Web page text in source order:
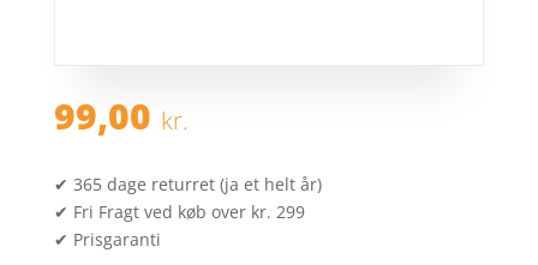
99,00 kr.
✔ 365 dage returret (ja et helt år)
✔ Fri Fragt ved køb over kr. 299
✔ Prisgaranti